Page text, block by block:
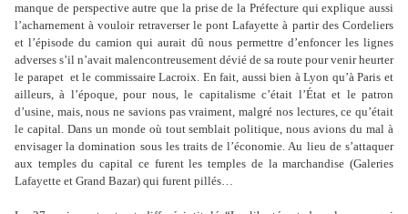
manque de perspective autre que la prise de la Préfecture qui explique aussi
l’acharnement à vouloir retraverser le pont Lafayette à partir des Cordeliers
et l’épisode du camion qui aurait dû nous permettre d’enfoncer les lignes
adverses s’il n’avait malencontreusement dévié de sa route pour venir heurter
le parapet et le commissaire Lacroix. En fait, aussi bien à Lyon qu’à Paris et
ailleurs, à l’époque, pour nous, le capitalisme c’était l’État et le patron
d’usine, mais, nous ne savions pas vraiment, malgré nos lectures, ce qu’était
le capital. Dans un monde où tout semblait politique, nous avions du mal à
envisager la domination sous les traits de l’économie. Au lieu de s’attaquer
aux temples du capital ce furent les temples de la marchandise (Galeries
Lafayette et Grand Bazar) qui furent pillés…